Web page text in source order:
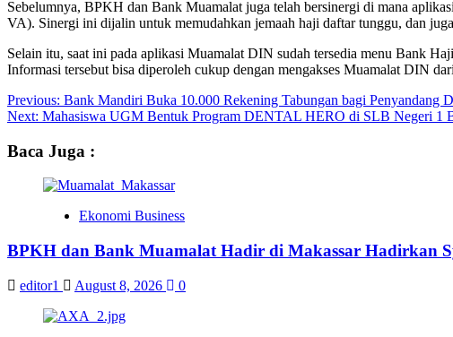
Sebelumnya, BPKH dan Bank Muamalat juga telah bersinergi di mana
VA). Sinergi ini dijalin untuk memudahkan jemaah haji daftar tunggu, dan
Selain itu, saat ini pada aplikasi Muamalat DIN sudah tersedia menu Bank
Informasi tersebut bisa diperoleh cukup dengan mengakses Muamalat DIN
Post
navigation
Previous: Bank Mandiri Buka 10.000 Rekening Tabungan bagi Penyandang
Next: Mahasiswa UGM Bentuk Program DENTAL HERO di SLB Negeri 1
Baca Juga :
Ekonomi Business
BPKH dan Bank Muamalat Hadir di Makassar Hadirkan
editor1 August 8, 2026 0